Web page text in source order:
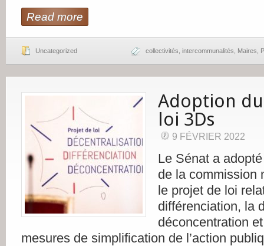
Read more
Uncategorized collectivités intercommunalités Maires
Adoption
loi 3Ds
9 FÉVRIER 2022
Le Sénat a
de la commission
le projet de loi
différenciation, la
déconcentration
mesures de simplification de l’action